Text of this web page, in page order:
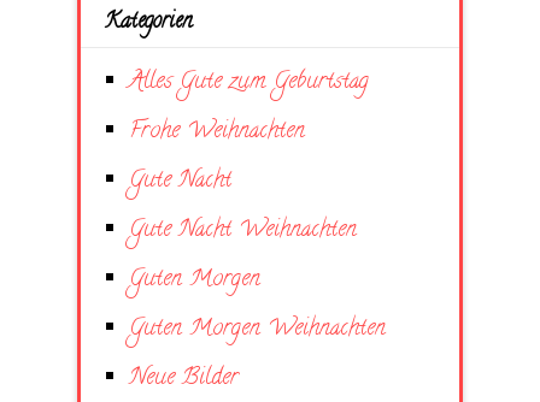
Kategorien
Alles Gute zum Geburtstag
Frohe Weihnachten
Gute Nacht
Gute Nacht Weihnachten
Guten Morgen
Guten Morgen Weihnachten
Neue Bilder